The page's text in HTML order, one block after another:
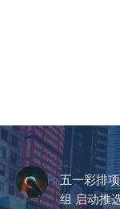
五一彩排
组 启动推